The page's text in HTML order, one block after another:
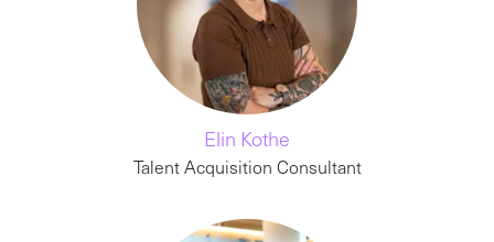
Elin Kothe
Talent Acquisition Consultant